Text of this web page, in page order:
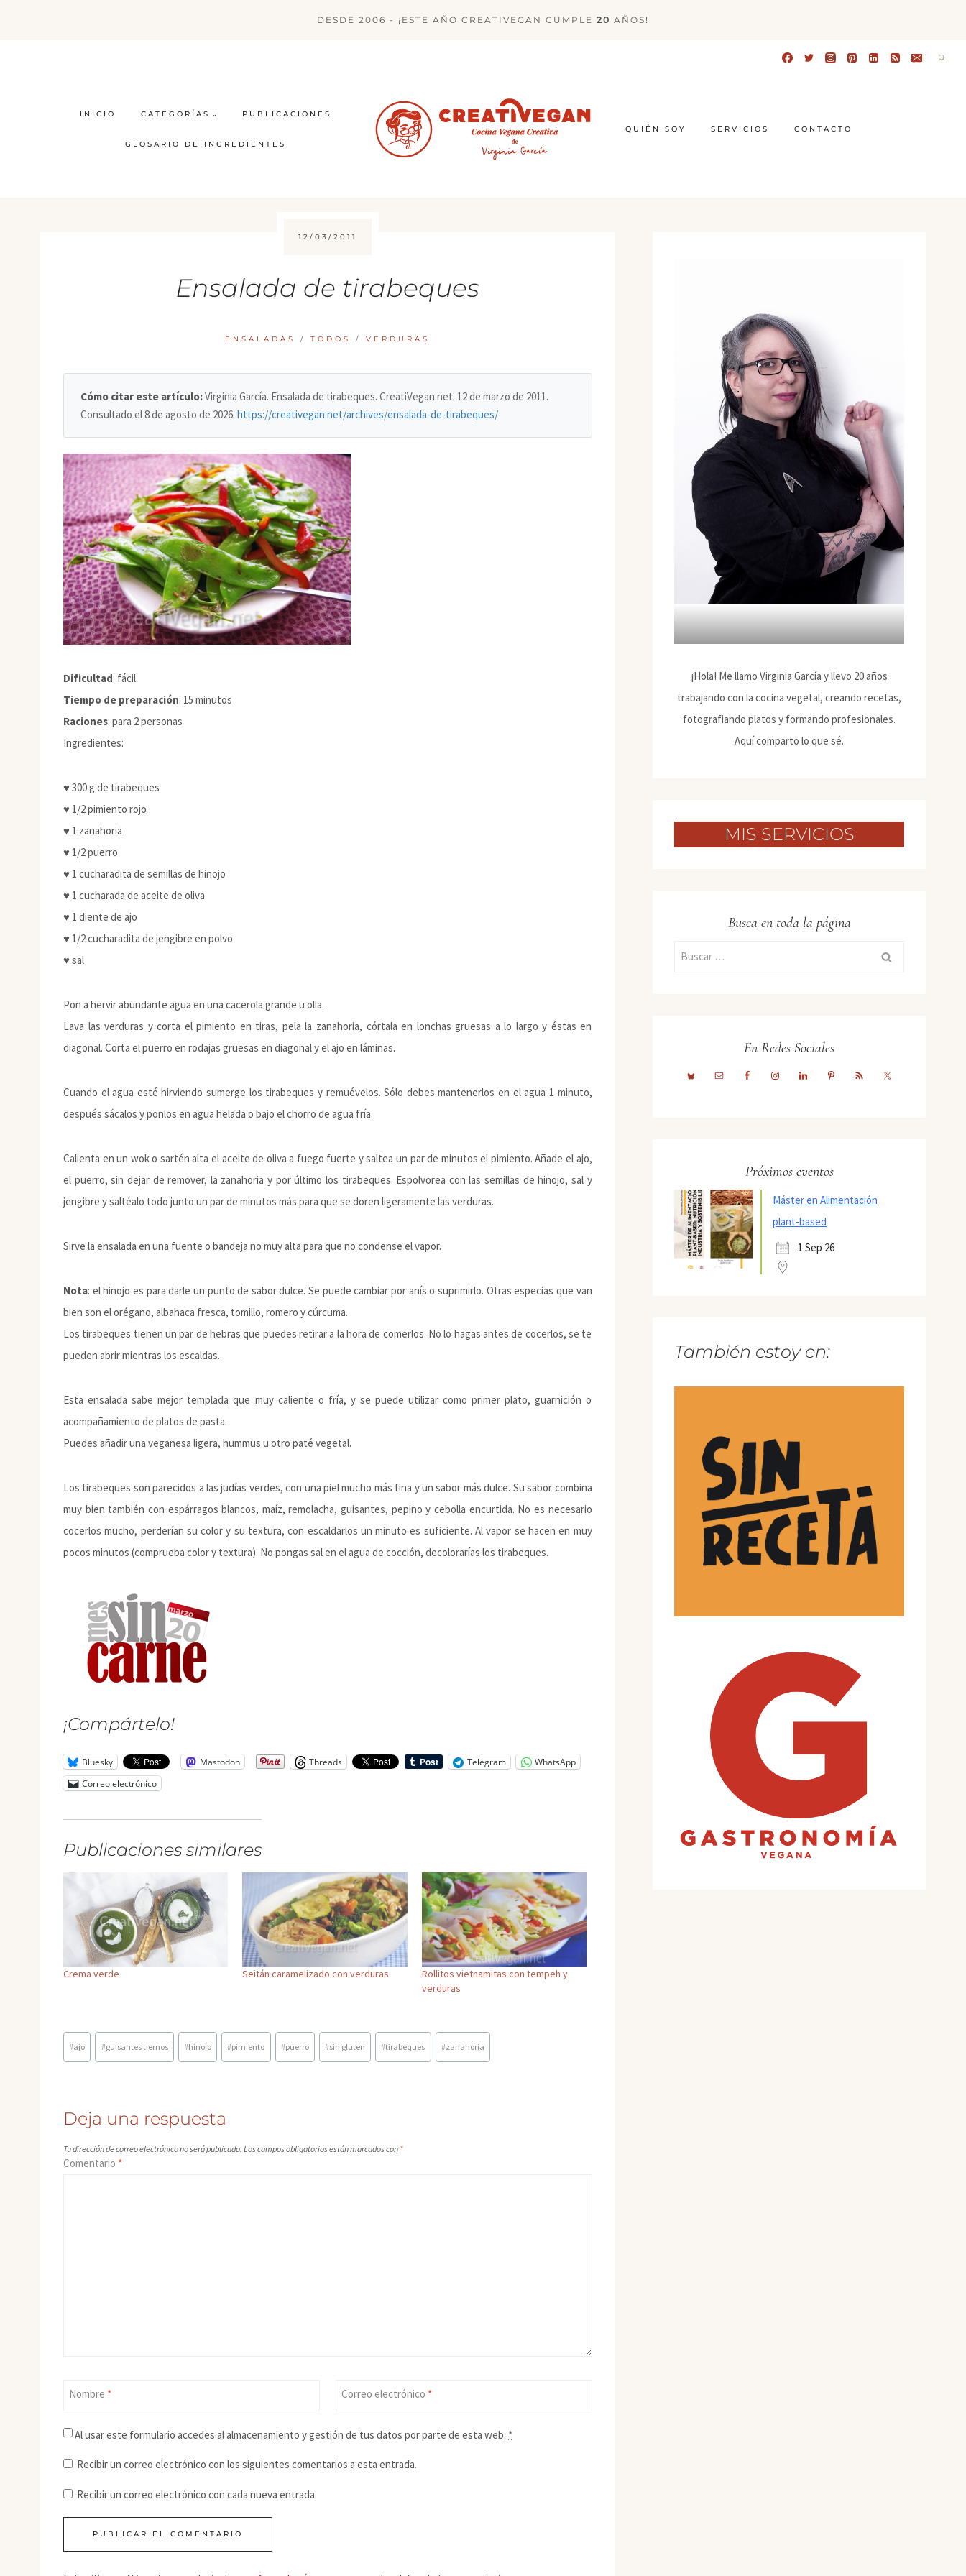
DESDE 2006 - ¡ESTE AÑO CREATIVEGAN CUMPLE 20 AÑOS!
INICIO CATEGORÍAS PUBLICACIONES
GLOSARIO DE INGREDIENTES
QUIÉN SOY SERVICIOS CONTACTO
12/03/2011
Ensalada de tirabeques
ENSALADAS /TODOS /VERDURAS
Cómo citar este artículo:Virginia García. Ensalada de tirabeques. CreatiVegan.net. 12 de marzo de 2011.
Consultado el8 de agosto de 2026. https://creativegan.net/archives/ensalada-de-tirabeques/
Dificultad: fácil
Tiempo de preparación: 15 minutos
Raciones: para 2 personas
Ingredientes:
♥ 300 g de tirabeques
♥ 1/2 pimiento rojo
♥ 1 zanahoria
♥ 1/2 puerro
♥ 1 cucharadita de semillas de hinojo
♥ 1 cucharada de aceite de oliva
♥ 1 diente de ajo
♥ 1/2 cucharadita de jengibre en polvo
♥ sal
Pon a hervir abundante agua en una cacerola grande u olla.
Lava las verduras y corta el pimiento en tiras, pela la zanahoria, córtala en lonchas gruesas a lo largo y éstas en
diagonal. Corta el puerro en rodajas gruesas en diagonal y el ajo en láminas.
Cuando el agua esté hirviendo sumerge los tirabeques y remuévelos. Sólo debes mantenerlos en el agua 1 minuto,
después sácalos y ponlos en agua helada o bajo el chorro de agua fría.
Calienta en un wok o sartén alta el aceite de oliva a fuego fuerte y saltea un par de minutos el pimiento. Añade el ajo,
el puerro, sin dejar de remover, la zanahoria y por último los tirabeques. Espolvorea con las semillas de hinojo, sal y
jengibre y saltéalo todo junto un par de minutos más para que se doren ligeramente las verduras.
Sirve la ensalada en una fuente o bandeja no muy alta para que no condense el vapor.
Nota: el hinojo es para darle un punto de sabor dulce. Se puede cambiar por anís o suprimirlo. Otras especias que van
bien son el orégano, albahaca fresca, tomillo, romero y cúrcuma.
Los tirabeques tienen un par de hebras que puedes retirar a la hora de comerlos. No lo hagas antes de cocerlos, se te
pueden abrir mientras los escaldas.
Esta ensalada sabe mejor templada que muy caliente o fría, y se puede utilizar como primer plato, guarnición o
acompañamiento de platos de pasta.
Puedes añadir una veganesa ligera, hummus u otro paté vegetal.
Los tirabeques son parecidos a las judías verdes, con una piel mucho más fina y un sabor más dulce. Su sabor combina
muy bien también con espárragos blancos, maíz, remolacha, guisantes, pepino y cebolla encurtida. No es necesario
cocerlos mucho, perderían su color y su textura, con escaldarlos un minuto es suficiente. Al vapor se hacen en muy
pocos minutos (comprueba color y textura). No pongas sal en el agua de cocción, decolorarías los tirabeques.
¡Compártelo!
Bluesky Mastodon Threads Telegram
WhatsApp
Correo electrónico
Publicaciones similares
Crema verde Seitán caramelizado con verduras
Rollitos vietnamitas con tempeh y
verduras
Etiquetas
de
#ajo #guisantes tiernos #hinojo #pimiento #puerro #sin gluten #tirabeques #zanahoria
Deja una respuesta
Tu dirección de correo electrónico no será publicada. Los campos obligatorios están marcados con *
Comentario *
Nombre * Correo electrónico *
Al usar este formulario accedes al almacenamiento y gestión de tus datos por parte de esta web. *
Recibir un correo electrónico con los siguientes comentarios a esta entrada.
Recibir un correo electrónico con cada nueva entrada.
¡Hola! Me llamo Virginia García y llevo 20 años
trabajando con la cocina vegetal, creando recetas,
fotografiando platos y formando profesionales.
Aquí comparto lo que sé.
MIS SERVICIOS
Busca en toda la página
Buscar:
En Redes Sociales
Próximos eventos
Máster en Alimentación
plant-based
1 Sep 26
También estoy en: